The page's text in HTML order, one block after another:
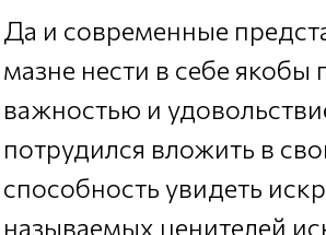
Да и современные
мазне нести в себе
важностью и
потрудился вложить в
способность увидеть
называемых ценителей